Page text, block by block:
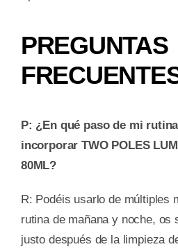
PREGUNTAS
P: ¿En qué paso de mi
incorporar TWO POLES
80ML?
R: Podéis usarlo de múltiples
rutina de mañana y noche, os
justo después de la limpieza